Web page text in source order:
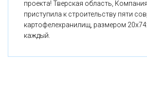
проекта! Тверская область,
приступила к строительству пяти
картофелехранилищ, размером
каждый.